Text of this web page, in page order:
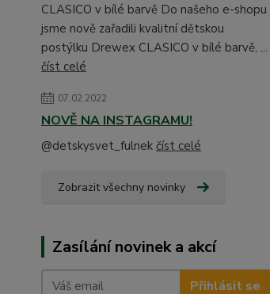
CLASICO v bílé barvě Do našeho e-shopu
jsme nově zařadili kvalitní dětskou
postýlku Drewex CLASICO v bílé barvě, ...
číst celé
07.02.2022
NOVĚ NA INSTAGRAMU!
@detskysvet_fulnek číst celé
Zobrazit všechny novinky
Zasílání novinek a akcí
Přihlásit se